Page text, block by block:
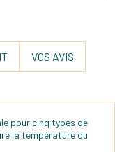
VOS AVIS
pour cinq types de
la température du